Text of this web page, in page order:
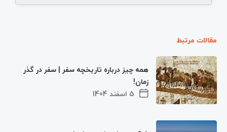
مقالات مرتبط
5 اسفند 1404
همه چیز درباره تاریخچه سفر | سفر در گذر
زمان!